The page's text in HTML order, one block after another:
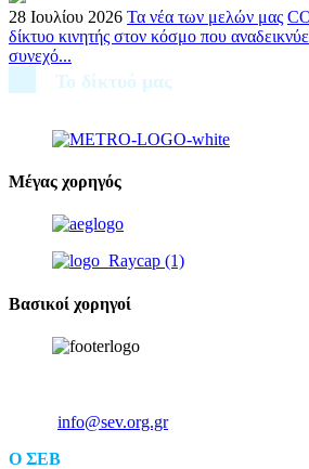
28 Ιουλίου 2026 Τα νέα των μελών μας
δίκτυο κινητής στον κόσμο που
συνεχό...
Το δίκτυό μας
Μέγας χορηγός
Βασικοί χορηγοί
info@sev.org.gr
O ΣΕΒ